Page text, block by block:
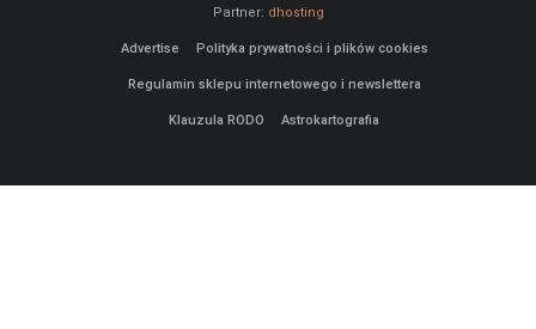
Partner: dhosting
Advertise Polityka prywatności i plików cookies
Regulamin sklepu internetowego i newslettera
Klauzula RODO Astrokartografia